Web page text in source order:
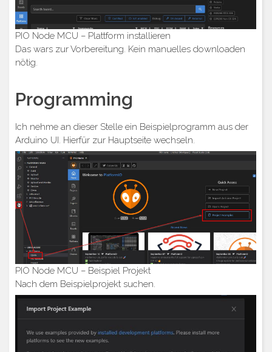
PIO Node MCU – Plattform installieren
Das wars zur Vorbereitung. Kein manuelles downloaden
nötig.
Programming
Ich nehme an dieser Stelle ein Beispielprogramm aus der
Arduino UI. Hierfür zur Hauptseite wechseln.
PIO Node MCU – Beispiel Projekt
Nach dem Beispielprojekt suchen.